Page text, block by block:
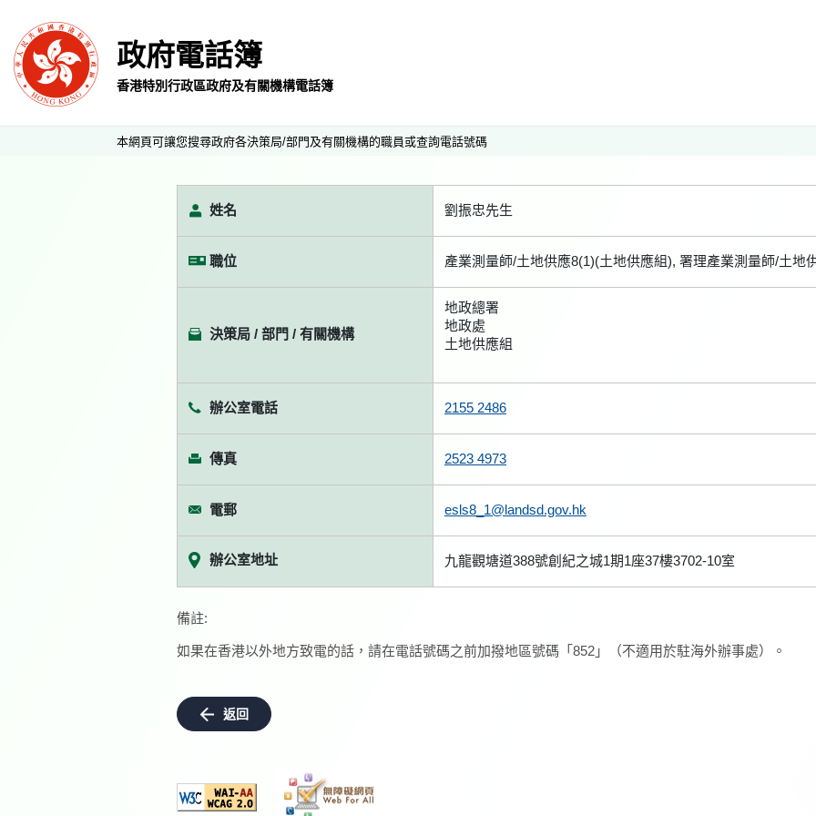
政府電話簿
香港特別行政區政府及有關機構電話簿
本網頁可讓您搜尋政府各決策局/部門及有關機構的職員或查詢電話號碼
姓名 劉振忠先生
職位 產業測量師/土地供應8(1)(土地供應組), 署理產業測量師/土地
決策局 / 部門 / 有關機構
地政總署
地政處
土地供應組
辦公室電話 2155 2486
傳真 2523 4973
電郵 esls8_1@landsd.gov.hk
辦公室地址 九龍觀塘道388號創紀之城1期1座37樓3702-10室
備註:
如果在香港以外地方致電的話，請在電話號碼之前加撥地區號碼「852」（不適用於駐海外辦事處）。
返回